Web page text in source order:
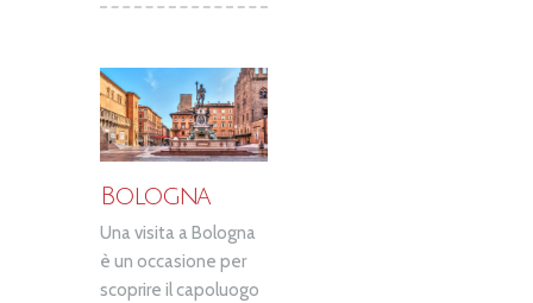
Bologna
Una visita a Bologna
è un occasione per
scoprire il capoluogo